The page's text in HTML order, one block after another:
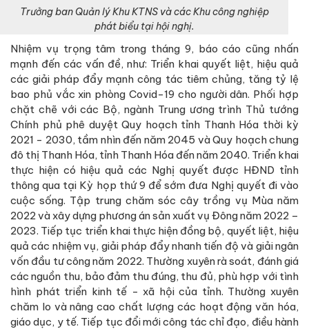
Trưởng ban Quản lý Khu KTNS và các Khu công nghiệp
phát biểu tại hội nghị.
Nhiệm vụ trọng tâm trong tháng 9, báo cáo cũng nhấn
mạnh đến các vấn đề, như: Triển khai quyết liệt, hiệu quả
các giải pháp đẩy mạnh công tác tiêm chủng, tăng tỷ lệ
bao phủ vắc xin phòng Covid-19 cho người dân. Phối hợp
chặt chẽ với các Bộ, ngành Trung ương trình Thủ tướng
Chính phủ phê duyệt Quy hoạch tỉnh Thanh Hóa thời kỳ
2021 - 2030, tầm nhìn đến năm 2045 và Quy hoạch chung
đô thị Thanh Hóa, tỉnh Thanh Hóa đến năm 2040. Triển khai
thực hiện có hiệu quả các Nghị quyết được HĐND tỉnh
thông qua tại Kỳ họp thứ 9 để sớm đưa Nghị quyết đi vào
cuộc sống. Tập trung chăm sóc cây trồng vụ Mùa năm
2022 và xây dựng phương án sản xuất vụ Đông năm 2022 –
2023. Tiếp tục triển khai thực hiện đồng bộ, quyết liệt, hiệu
quả các nhiệm vụ, giải pháp đẩy nhanh tiến độ và giải ngân
vốn đầu tư công năm 2022. Thường xuyên rà soát, đánh giá
các nguồn thu, bảo đảm thu đúng, thu đủ, phù hợp với tình
hình phát triển kinh tế - xã hội của tỉnh. Thường xuyên
chăm lo và nâng cao chất lượng các hoạt động văn hóa,
giáo dục, y tế. Tiếp tục đổi mới công tác chỉ đạo, điều hành